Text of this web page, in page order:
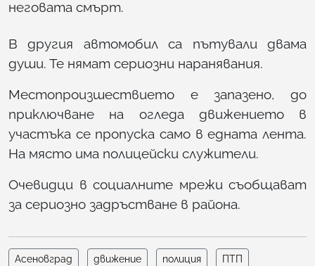
неговата смърт.
В другия автомобил са пътували двама
души. Те нямат сериозни наранявания.
Местопроизшествието е запазено, до
приключване на огледа движението в
участъка се пропуска само в едната лента.
На място има полицейски служители.
Очевидци в социалните мрежи съобщават
за сериозно задръстване в района.
Асеновград движение полиция ПТП